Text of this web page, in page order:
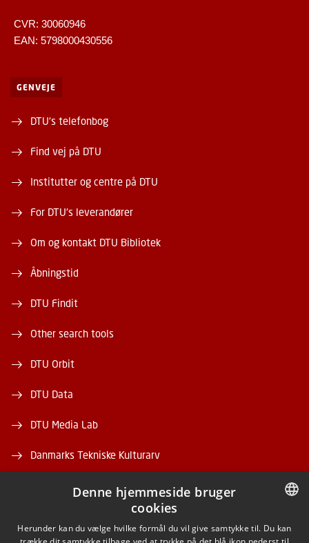
CVR: 30060946
EAN: 5798000430556
GENVEJE
DTU's telefonbog
Find vej på DTU
Institutter og centre på DTU
For DTU's leverandører
Om og kontakt DTU Bibliotek
Åbningstid
DTU Findit
Other search tools
DTU Orbit
DTU Data
DTU Media Lab
Danmarks Tekniske Kulturarv
DANISH
Denne hjemmeside bruger
cookies
Herunder kan du vælge hvilke formål du vil give samtykke til. Du kan